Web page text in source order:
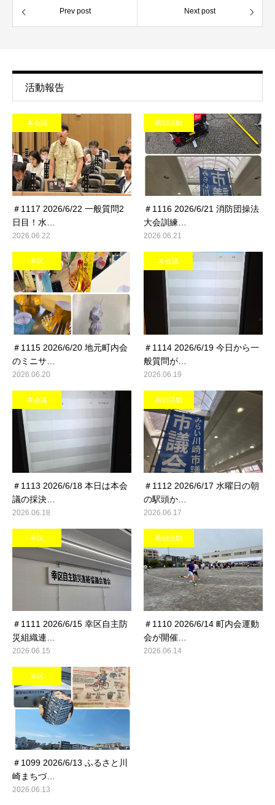
Prev post Next post
活動報告
本会議
＃1117 2026/6/22 一般質問2
日目！水…
2026.06.22
街頭活動
＃1116 2026/6/21 消防団操法
大会訓練…
2026.06.21
幸区
＃1115 2026/6/20 地元町内会
のミニサ…
2026.06.20
本会議
＃1114 2026/6/19 今日から一
般質問が…
2026.06.19
本会議
＃1113 2026/6/18 本日は本会
議の採決…
2026.06.18
街頭活動
＃1112 2026/6/17 水曜日の朝
の駅頭か…
2026.06.17
幸区
＃1111 2026/6/15 幸区自主防
災組織連…
2026.06.15
街頭活動
＃1110 2026/6/14 町内会運動
会が開催…
2026.06.14
幸区
＃1099 2026/6/13 ふるさと川
崎まちづ…
2026.06.13